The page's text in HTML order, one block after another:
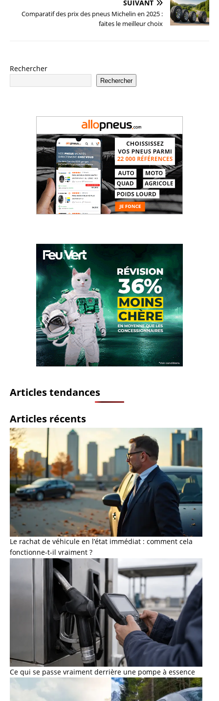
SUIVANT
Comparatif des prix des pneus Michelin en 2025 :
faites le meilleur choix
Rechercher
Rechercher
Articles tendances
Articles récents
Le rachat de véhicule en l’état immédiat : comment cela
fonctionne-t-il vraiment ?
Ce qui se passe vraiment derrière une pompe à essence